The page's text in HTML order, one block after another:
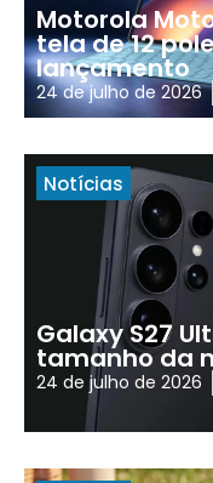
Motorola
tela de 12
lançamento
24 de julho de 2026
Notícias
Galaxy S27
tamanho da
24 de julho de 2026